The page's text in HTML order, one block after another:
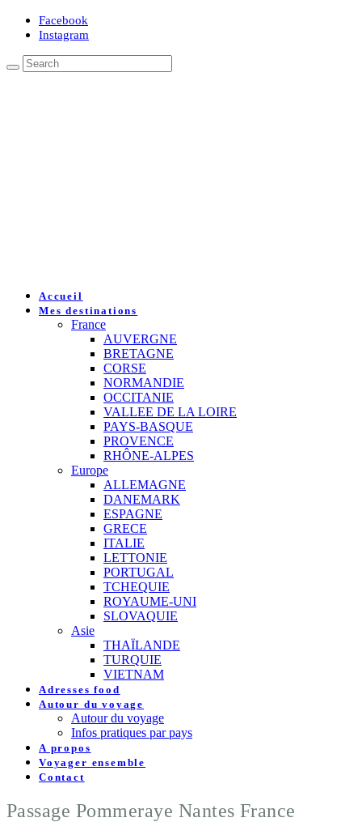
Facebook
Instagram
Accueil
Mes destinations
France
AUVERGNE
BRETAGNE
CORSE
NORMANDIE
OCCITANIE
VALLEE DE LA LOIRE
PAYS-BASQUE
PROVENCE
RHÔNE-ALPES
Europe
ALLEMAGNE
DANEMARK
ESPAGNE
GRECE
ITALIE
LETTONIE
PORTUGAL
TCHEQUIE
ROYAUME-UNI
SLOVAQUIE
Asie
THAÏLANDE
TURQUIE
VIETNAM
Adresses food
Autour du voyage
Autour du voyage
Infos pratiques par pays
A propos
Voyager ensemble
Contact
Passage Pommeraye Nantes France